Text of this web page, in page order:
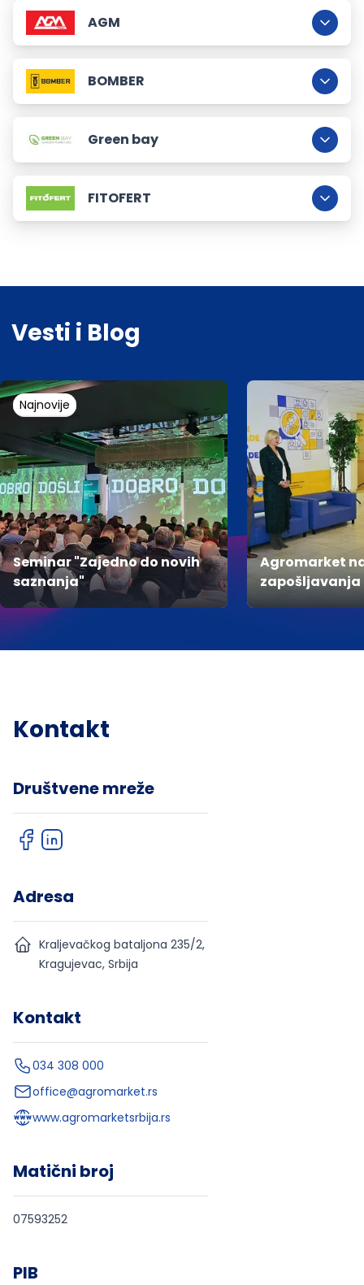
AGM
BOMBER
Green bay
FITOFERT
Vesti i Blog
Najnovije
Seminar "Zajedno do novih
saznanja"
Agromarket
zapošljavanja
susret sa
Kontakt
Društvene mreže
Adresa
Kraljevačkog bataljona 235/2,
Kragujevac, Srbija
Kontakt
034 308 000
office@agromarket.rs
www.agromarketsrbija.rs
Matični broj
07593252
PIB